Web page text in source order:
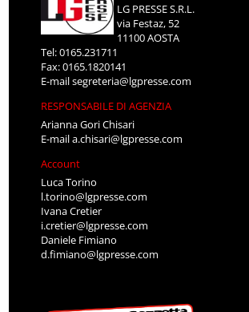
LG PRESSE S.R.L.
via Festaz, 52
11100 AOSTA
Tel: 0165.231711
Fax: 0165.1820141
E-mailsegreteria@lgpresse.com
RESPONSABILE DI AGENZIA
Arianna Gori Chisari
E-maila.chisari@lgpresse.com
Account
Luca Torino
l.torino@lgpresse.com
Ivana Cretier
i.cretier@lgpresse.com
Daniele Fimiano
d.fimiano@lgpresse.com